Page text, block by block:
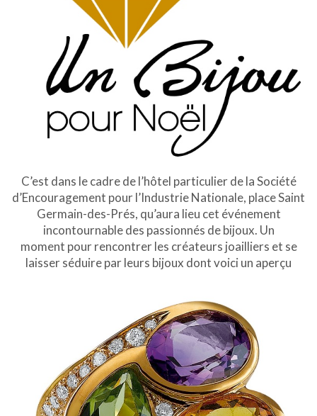
C’est dans le cadre de l’hôtel particulier de la Société
d’Encouragement pour l’Industrie Nationale, place Saint
Germain-des-Prés, qu’aura lieu cet événement
incontournable des passionnés de bijoux. Un
moment pour rencontrer les créateurs joailliers et se
laisser séduire par leurs bijoux dont voici un aperçu